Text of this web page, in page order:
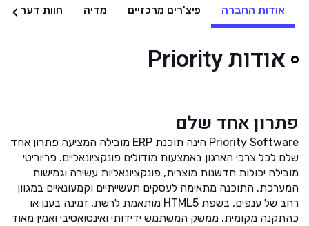
אודות החברה פיצ'רים מרכזיים מדיה חוות דעת
אודות Priority
פתרון אחד שלם
Priority Software הינה תוכנת ERP מובילה המציעה פתרון אחד
שלם לכל צרכי הארגון באמצעות מודולים פונקציונאליים. פריוריטי
מובילה יכולות חדשנות מוצרית, פונקציונאליות עשירה וגמישות
המערכת. התוכנה מתאימה לעסקים תעשייתיים וקמעונאיים במגוון
רחב של ענפים, בשפת HTML5 מותאמת לרשת, זמינה בענן או
כהתקנה מקומית. ממשק המשתמש ידידותי ואינטואטיבי ואמין מאוד